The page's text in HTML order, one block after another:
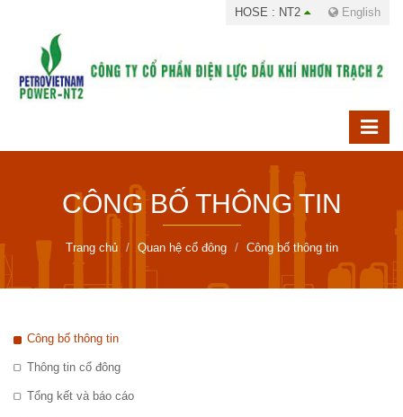
HOSE : NT2 English
CÔNG BỐ THÔNG TIN
Trang chủ Quan hệ cổ đông Công bố thông tin
Công bố thông tin
Thông tin cổ đông
Tổng kết và báo cáo